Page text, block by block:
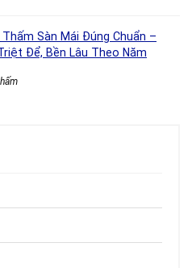
Sàn Mái Đúng Chuẩn –
Để, Bền Lâu Theo Năm